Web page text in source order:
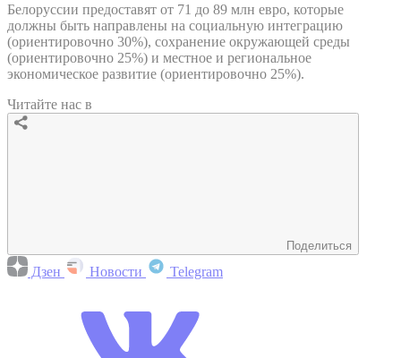
Белоруссии предоставят от 71 до 89 млн евро, которые
должны быть направлены на социальную интеграцию
(ориентировочно 30%), сохранение окружающей среды
(ориентировочно 25%) и местное и региональное
экономическое развитие (ориентировочно 25%).
Читайте нас в
Поделиться
Дзен Новости Telegram